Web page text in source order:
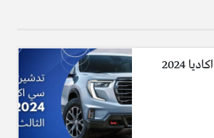
تدشين جي ام سي اكاديا 2024